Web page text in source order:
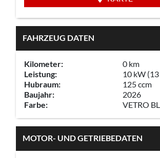
FAHRZEUG DATEN
Kilometer:
0 km
Leistung:
10 kW (13
Hubraum:
125 ccm
Baujahr:
2026
Farbe:
VETRO
MOTOR- UND GETRIEBEDATEN